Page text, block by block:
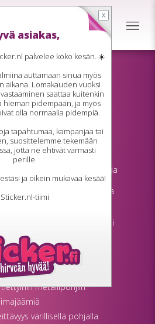
asiakas,
palvelee koko kesän. ☀️
auttamaan sinua myös
aikana. Lomakauden vuoksi
saattaa kuitenkin
hieman pidempään, ja myös
olla normaalia pidempiä.
tapahtumaa, kampanjaa tai
suosittelemme tekemään
jotta ne ehtivät varmasti
perille.
ja oikein mukavaa kesää!
Sticker.nl-tiimi
autoon &
on ihanteellinen
automainontaan.
kiinnittyy helposti auton
jotka sisältävät rautaa,
tai nikkeliä. Täydellinen
ilman liimajäämiä – ja
uudelleenkäytettävä.
ja kokoluokissa, ja
yrittäjille, jotka haluavat
magneettitarrasi kätevästi
lomakkeella.
magneettinen tarttuvuus
ajoneuvokäyttöön
metallipohjiin
värillisellä pohjalla